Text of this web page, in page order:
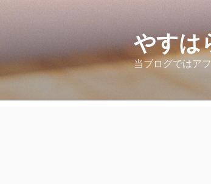
へ
やすは
当ブログではア